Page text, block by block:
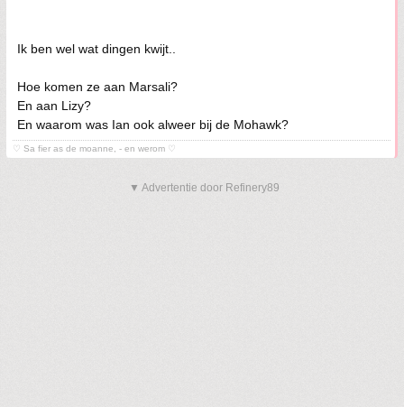
Ik ben wel wat dingen kwijt..
Hoe komen ze aan Marsali?
En aan Lizy?
En waarom was Ian ook alweer bij de Mohawk?
♡ Sa fier as de moanne, - en werom ♡
▼ Advertentie door Refinery89